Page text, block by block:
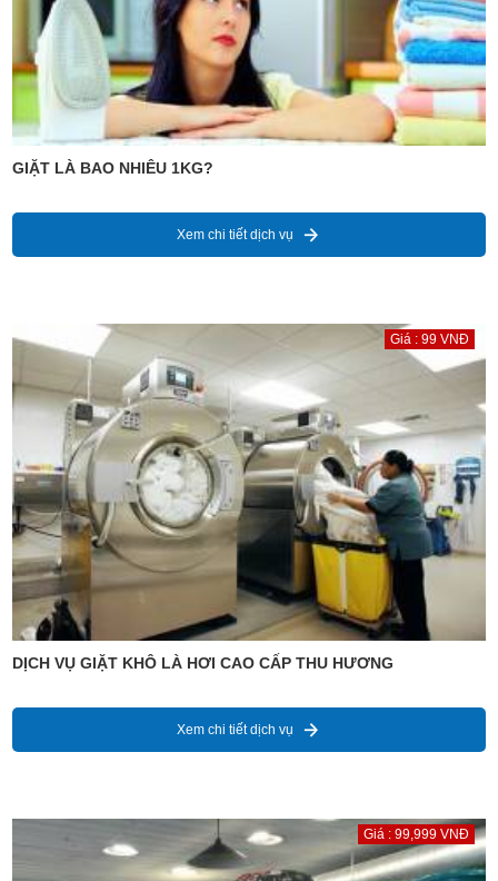
GIẶT LÀ BAO NHIÊU 1KG?
Xem chi tiết dịch vụ
Giá : 99 VNĐ
DỊCH VỤ GIẶT KHÔ LÀ HƠI CAO CẤP THU HƯƠNG
Xem chi tiết dịch vụ
Giá : 99,999 VNĐ